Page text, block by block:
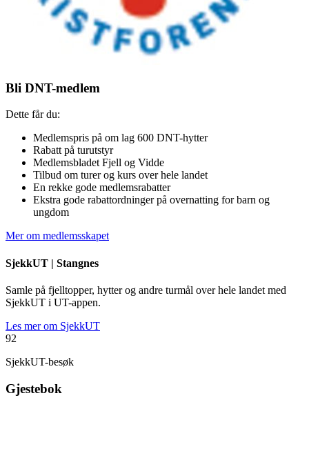
Bli DNT-medlem
Dette får du:
Medlemspris på om lag 600 DNT-hytter
Rabatt på turutstyr
Medlemsbladet Fjell og Vidde
Tilbud om turer og kurs over hele landet
En rekke gode medlemsrabatter
Ekstra gode rabattordninger på overnatting for barn og
ungdom
Mer om medlemsskapet
SjekkUT | Stangnes
Samle på fjelltopper, hytter og andre turmål over hele landet med
SjekkUT i UT-appen.
Les mer om SjekkUT
92
SjekkUT-besøk
Gjestebok